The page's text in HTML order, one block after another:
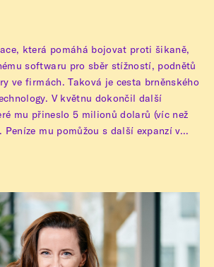
která pomáhá bojovat proti šikaně,
softwaru pro sběr stížností, podnětů
ve firmách. Taková je cesta brněnského
V květnu dokončil další
mu přineslo 5 milionů dolarů (víc než
mu pomůžou s další expanzí v...